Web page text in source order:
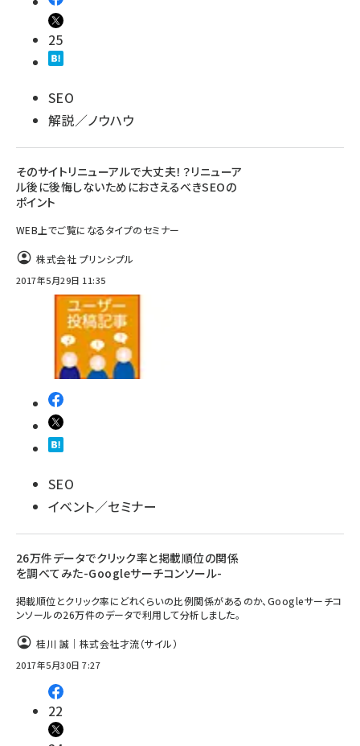
25
SEO
解説／ノウハウ
そのサイトリニューアルで大丈夫！？リニューア
ル後に後悔しないためにおさえるべきSEOの
ポイント
WEB上でご覧になるタイプのセミナー
株式会社 プリンシプル
2017年5月29日 11:35
SEO
イベント／セミナー
26万件データでクリック率と掲載順位の関係
を調べてみた-Googleサーチコンソール-
掲載順位とクリック率にどれくらいの比例関係があるのか、Googleサーチコ
ンソールの26万件のデータで利用して分析しました。
桂川 誠｜株式会社才流（サイル）
2017年5月30日 7:27
22